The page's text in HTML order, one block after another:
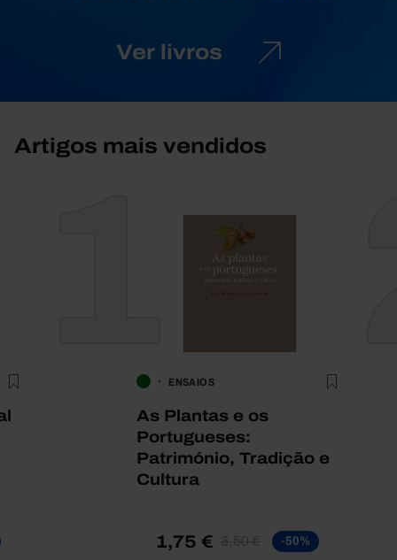
Ver livros
Artigos mais vendidos
ENSAIOS
As Plantas e os
Portugueses:
Património, Tradição e
Cultura
1,75 € 3,50 € -50%